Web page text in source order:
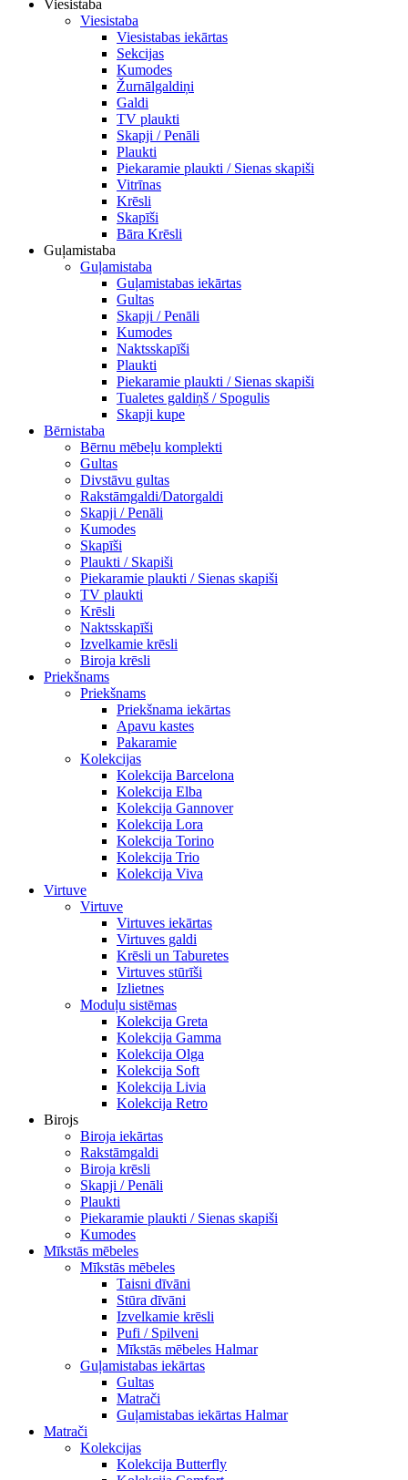
Viesistaba
Viesistaba
Viesistabas iekārtas
Sekcijas
Kumodes
Žurnālgaldiņi
Galdi
TV plaukti
Skapji / Penāli
Plaukti
Piekaramie plaukti / Sienas skapiši
Vitrīnas
Krēsli
Skapīši
Bāra Krēsli
Guļamistaba
Guļamistaba
Guļamistabas iekārtas
Gultas
Skapji / Penāli
Kumodes
Naktsskapīši
Plaukti
Piekaramie plaukti / Sienas skapiši
Tualetes galdiņš / Spogulis
Skapji kupe
Bērnistaba
Bērnu mēbeļu komplekti
Gultas
Divstāvu gultas
Rakstāmgaldi/Datorgaldi
Skapji / Penāli
Kumodes
Skapīši
Plaukti / Skapiši
Piekaramie plaukti / Sienas skapiši
TV plaukti
Krēsli
Naktsskapīši
Izvelkamie krēsli
Biroja krēsli
Priekšnams
Priekšnams
Priekšnama iekārtas
Apavu kastes
Pakaramie
Kolekcijas
Kolekcija Barcelona
Kolekcija Elba
Kolekcija Gannover
Kolekcija Lora
Kolekcija Torino
Kolekcija Trio
Kolekcija Viva
Virtuve
Virtuve
Virtuves iekārtas
Virtuves galdi
Krēsli un Taburetes
Virtuves stūrīši
Izlietnes
Moduļu sistēmas
Kolekcija Greta
Kolekcija Gamma
Kolekcija Olga
Kolekcija Soft
Kolekcija Livia
Kolekcija Retro
Birojs
Biroja iekārtas
Rakstāmgaldi
Biroja krēsli
Skapji / Penāli
Plaukti
Piekaramie plaukti / Sienas skapiši
Kumodes
Mīkstās mēbeles
Mīkstās mēbeles
Taisni dīvāni
Stūra dīvāni
Izvelkamie krēsli
Pufi / Spilveni
Mīkstās mēbeles Halmar
Guļamistabas iekārtas
Gultas
Matrači
Guļamistabas iekārtas Halmar
Matrači
Kolekcijas
Kolekcija Butterfly